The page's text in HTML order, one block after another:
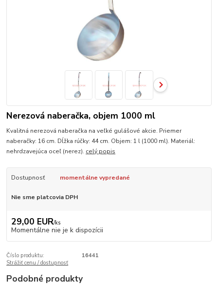
Nerezová naberačka, objem 1000 ml
Kvalitná nerezová naberačka na veľké gulášové akcie. Priemer
naberačky: 16 cm. Dĺžka rúčky: 44 cm. Objem: 1 l (1000 ml). Materiál:
nehrdzavejúca oceľ (nerez). celý popis
Dostupnosť momentálne vypredané
Nie sme platcovia DPH
29,00 EUR/ks
Momentálne nie je k dispozícii
Číslo produktu:
16441
Strážiť cenu / dostupnosť
Podobné produkty